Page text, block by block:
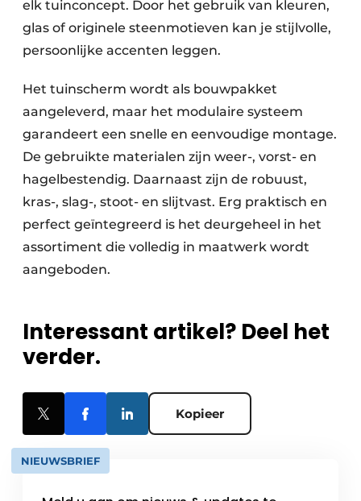
elk tuinconcept. Door het gebruik van kleuren,
glas of originele steenmotieven kan je stijlvolle,
persoonlijke accenten leggen.
Het tuinscherm wordt als bouwpakket
aangeleverd, maar het modulaire systeem
garandeert een snelle en eenvoudige montage.
De gebruikte materialen zijn weer-, vorst- en
hagelbestendig. Daarnaast zijn de robuust,
kras-, slag-, stoot- en slijtvast. Erg praktisch en
perfect geïntegreerd is het deurgeheel in het
assortiment die volledig in maatwerk wordt
aangeboden.
Interessant artikel? Deel het
verder.
Kopieer
NIEUWSBRIEF